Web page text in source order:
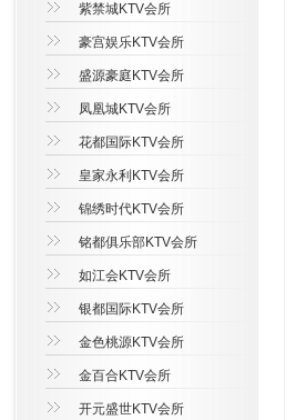
紫禁城KTV会所
豪宫娱乐KTV会所
盛源豪庭KTV会所
凤凰城KTV会所
花都国际KTV会所
皇家永利KTV会所
锦绣时代KTV会所
铭都俱乐部KTV会所
如江会KTV会所
银都国际KTV会所
金色桃源KTV会所
金百合KTV会所
开元盛世KTV会所